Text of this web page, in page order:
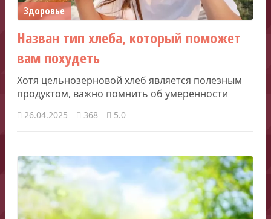
Здоровье
Назван тип хлеба, который поможет
вам похудеть
Хотя цельнозерновой хлеб является полезным
продуктом, важно помнить об умеренности
26.04.2025 368 5.0